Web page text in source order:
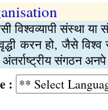
विश्वव्यापी संस्था
करन हो, जैसे
संगठन
: